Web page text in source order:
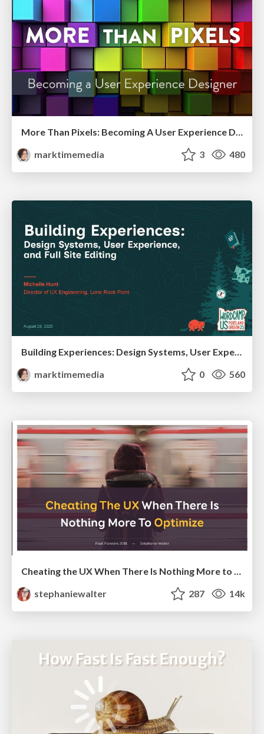
More Than Pixels: Becoming A User Experience Designer
marktimemedia
3 480
Building Experiences: Design Systems, User Experience, and Full Site Editing
marktimemedia
0 560
Cheating the UX When There Is Nothing More to Optimize - PixelPioneers
stephaniewalter
287 14k